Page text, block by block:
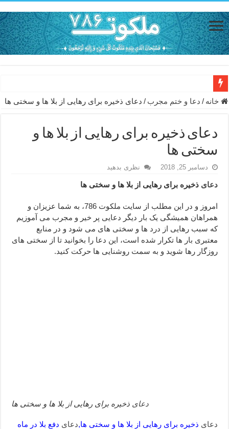
دعای حفظ جان خانواده از بلا در سفر – دعای دفع بلا در قرآن
دعا برای عاشق شدن طرف مقابل – عاشق کردن طرف مقابل از راه
دعای حفظ جان عزیزان از بلا در سفر – دعا برای رفع حوادث بد روزانه
انواع ذکرهای الهی و خواص آن – مجرب ترین ذکرها برای برآوردن
دعای روزی و رفع فقر – دعای مجرب برای گشایش مالی و برکت در کار
دعای قوی برای حاجات دنیا و آخرت – حاجت روایی و رفع مشکلات
ختم سوره تکاثر برای جذب ثروت – خواص و برکات سوره تکاثر
دعا قدرت و توانمندی – دعا برای افزایش انرژی بدن و قدرت بازو
دعای ابودردا برای در امان ماندن از بلا – دعای ایمنی از سوختن
خانه / دعا و ختم مجرب / دعای ذخیره برای رهایی از بلا ها و سختی ها
دعای ذخیره برای رهایی از بلا ها و
سختی ها
دسامبر 25, 2018 نظری بدهید
دعای ذخیره برای رهایی از بلا ها و سختی ها
امروز و در این مطلب از سایت ملکوت 786، به شما عزیزان و
همراهان همیشگی یک بار دیگر دعایی پر خیر و مجرب می آموزیم
که سبب رهایی از درد ها و سختی های می شود و در منابع
معتبری بار ها تکرار شده است، این دعا را بخوانید تا از سختی های
روزگار رها شوید و به سمت روشنایی ها حرکت کنید.
دعای ذخیره برای رهایی از بلا ها و سختی ها
دعای ذخیره برای رهایی از بلا ها و سختی ها,دعای دفع بلا در ماه